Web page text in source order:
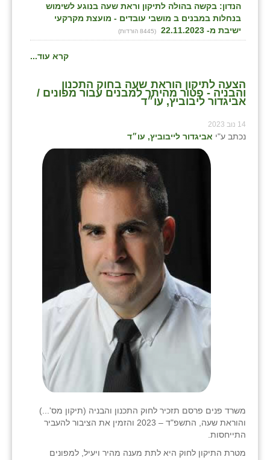
הנדון: בקשה בהולה לתיקון וראת שעה בנוגע לשימוש
בנחלות במבנים ב מושבי עובדים - מועצת מקרקעי
ישיבת מ- 22.11.2023
(8445 הורדות)
קרא עוד...
הצעה לתיקון הוראת שעה בחוק התכנון
והבניה - פטור מהיתר למבנים עבור מפונים /
אביגדור ליבוביץ, עו״ד
14 נוב 2023
נכתב ע"י אביגדור לייבוביץ, עו״ד
משרד פנים פרסם תזכיר לחוק התכנון והבניה (תיקון מס'...)
והוראת שעה, התשפ"ד – 2023 והזמין את הציבור להעביר
התייחסות.
מטרת התיקון לחוק היא לתת מענה מהיר ויעיל, למפונים